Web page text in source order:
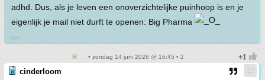
adhd. Dus, als je leven een onoverzichtelijke puinhoop is en je
eigenlijk je mail niet durft te openen: Big Pharma
-nee-
• zondag 14 juni 2026 @ 16:45 • 2
cinderloom